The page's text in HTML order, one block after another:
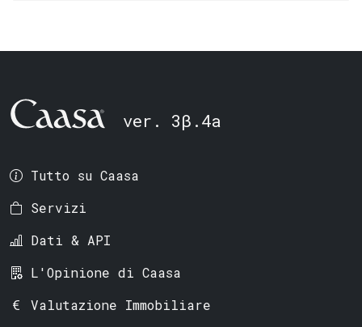
ver. 3β.4a
Tutto su Caasa
Servizi
Dati & API
L'Opinione di Caasa
Valutazione Immobiliare